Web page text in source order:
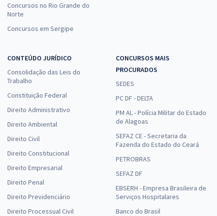
Concursos no Rio Grande do
Norte
Concursos em Sergipe
CONTEÚDO JURÍDICO
Consolidação das Leis do
Trabalho
Constituição Federal
Direito Administrativo
Direito Ambiental
Direito Civil
Direito Constitucional
Direito Empresarial
Direito Penal
Direito Previdenciário
Direito Processual Civil
CONCURSOS MAIS
PROCURADOS
SEDES
PC DF - DELTA
PM AL - Polícia Militar do Estado
de Alagoas
SEFAZ CE - Secretaria da
Fazenda do Estado do Ceará
PETROBRAS
SEFAZ DF
EBSERH - Empresa Brasileira de
Serviços Hospitalares
Banco do Brasil